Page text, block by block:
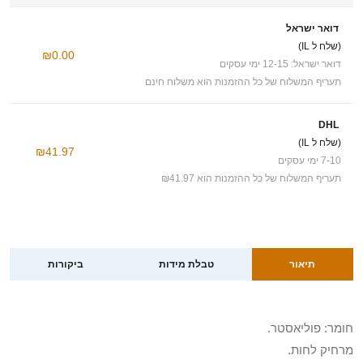
דואר ישראל
(שלח ל IL)
דואר ישראל: 12-15 ימי עסקים
תעריף המשלוח של כל ההזמנות הוא משלוח חינם
₪0.00
DHL
(שלח ל IL)
7-10 ימי עסקים
תעריף המשלוח של כל ההזמנות הוא ₪41.97
₪41.97
תיאור טבלת מידות ביקורות
חומר: פוליאסטר.
מרחיק לחות.